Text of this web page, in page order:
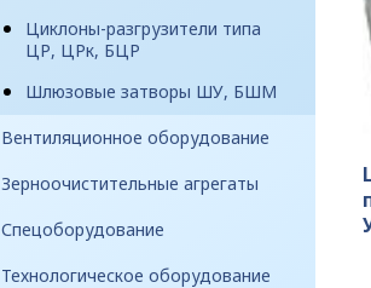
Циклоны-разгрузители типа
ЦР, ЦРк, БЦР
Шлюзовые затворы ШУ, БШМ
Вентиляционное оборудование
Зерноочистительные агрегаты
Спецоборудование
Технологическое оборудование